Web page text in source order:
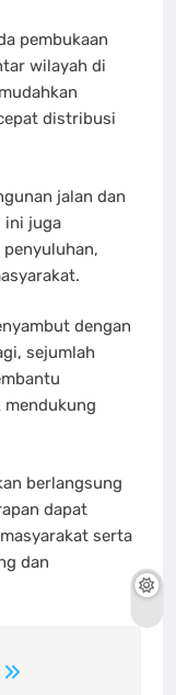
pembukaan
wilayah di
distribusi
jalan dan
ini juga
dengan
sejumlah
berlangsung
dapat
serta
dan